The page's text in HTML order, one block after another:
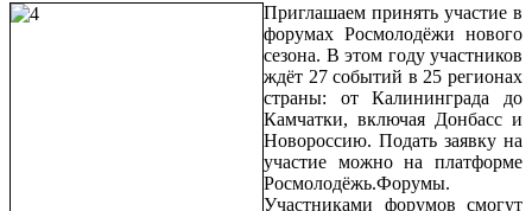
Приглашаем принять участие в
форумах Росмолодёжи нового
сезона. В этом году участников
ждёт 27 событий в 25 регионах
страны: от Калининграда до
Камчатки, включая Донбасс и
Новороссию. Подать заявку на
участие можно на платформе
Росмолодёжь.Форумы.
Участниками форумов смогут